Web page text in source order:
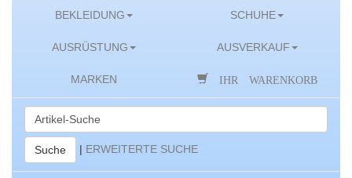
BEKLEIDUNG SCHUHE
AUSRÜSTUNG AUSVERKAUF
MARKEN IHR WARENKORB
Suche | ERWEITERTE SUCHE